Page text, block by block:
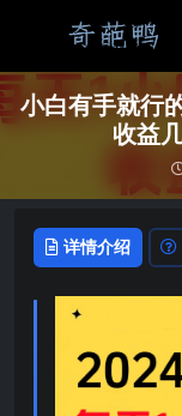
小白有手就行
收益
详情介绍